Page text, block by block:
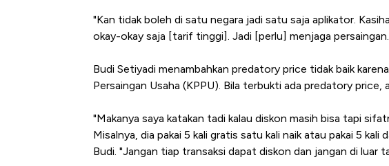
"Kan tidak boleh di satu negara jadi satu saja aplikator.
okay-okay saja [tarif tinggi]. Jadi [perlu] menjaga
Budi Setiyadi menambahkan predatory price tidak baik
Persaingan Usaha (KPPU). Bila terbukti ada predatory price,
"Makanya saya katakan tadi kalau diskon masih bisa tapi
Misalnya, dia pakai 5 kali gratis satu kali naik atau pakai 5
Budi. "Jangan tiap transaksi dapat diskon dan jangan di luar
Langit Dunia, Pembunuh Boeing-Airbus?